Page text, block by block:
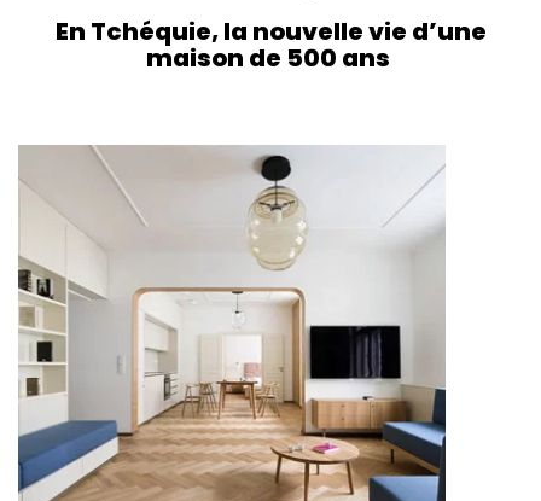
En Tchéquie, la nouvelle vie d’une
maison de 500 ans